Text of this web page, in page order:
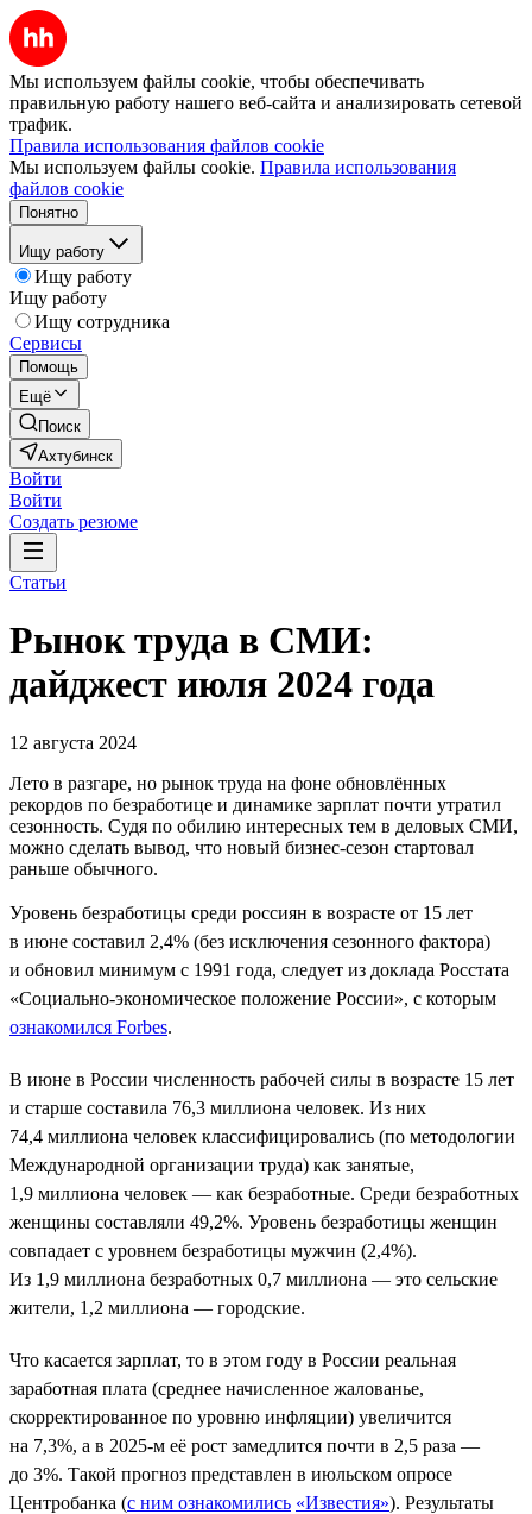
Мы используем файлы cookie, чтобы обеспечивать
правильную работу нашего веб-сайта и анализировать сетевой
трафик.
Правила использования файлов cookie
Мы используем файлы cookie. Правила использования
файлов cookie
Понятно
Ищу работу
Ищу работу
Ищу работу
Ищу сотрудника
Сервисы
Помощь
Ещё
Поиск
Ахтубинск
Войти
Войти
Создать резюме
Статьи
Рынок труда в СМИ:
дайджест июля 2024 года
12 августа 2024
Лето в разгаре, но рынок труда на фоне обновлённых
рекордов по безработице и динамике зарплат почти утратил
сезонность. Судя по обилию интересных тем в деловых СМИ,
можно сделать вывод, что новый бизнес-сезон стартовал
раньше обычного.
Уровень безработицы среди россиян в возрасте от 15 лет
в июне составил 2,4% (без исключения сезонного фактора)
и обновил минимум с 1991 года, следует из доклада Росстата
«Социально-экономическое положение России», с которым
ознакомился Forbes.
В июне в России численность рабочей силы в возрасте 15 лет
и старше составила 76,3 миллиона человек. Из них
74,4 миллиона человек классифицировались (по методологии
Международной организации труда) как занятые,
1,9 миллиона человек — как безработные. Среди безработных
женщины составляли 49,2%. Уровень безработицы женщин
совпадает с уровнем безработицы мужчин (2,4%).
Из 1,9 миллиона безработных 0,7 миллиона — это сельские
жители, 1,2 миллиона — городские.
Что касается зарплат, то в этом году в России реальная
заработная плата (среднее начисленное жалованье,
скорректированное по уровню инфляции) увеличится
на 7,3%, а в 2025-м её рост замедлится почти в 2,5 раза —
до 3%. Такой прогноз представлен в июльском опросе
Центробанка (с ним ознакомились «Известия»). Результаты